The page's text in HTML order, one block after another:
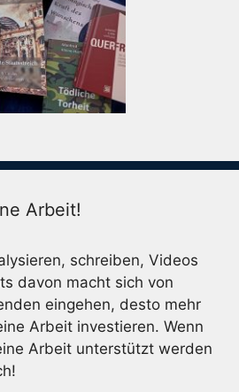
Arbeit!
schreiben, Videos
davon macht sich von
eingehen, desto mehr
Arbeit investieren. Wenn
Arbeit unterstützt werden